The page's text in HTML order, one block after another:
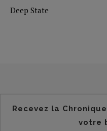
Deep State
Recevez la
votre